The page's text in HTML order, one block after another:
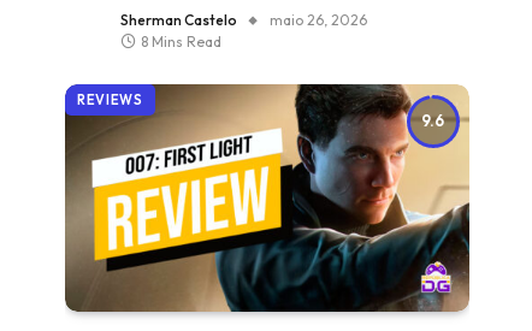
Sherman Castelo
maio 26, 2026
8 Mins Read
9.6
REVIEWS